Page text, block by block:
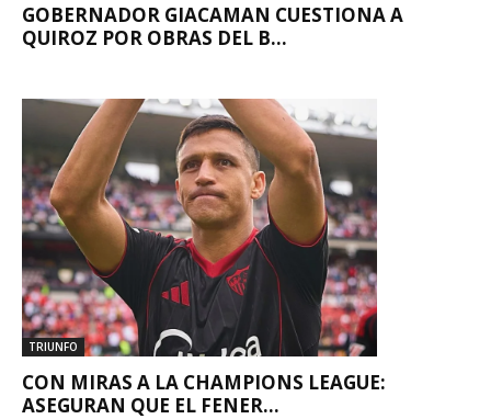
GOBERNADOR GIACAMAN CUESTIONA A
QUIROZ POR OBRAS DEL B...
TRIUNFO
CON MIRAS A LA CHAMPIONS LEAGUE:
ASEGURAN QUE EL FENER...